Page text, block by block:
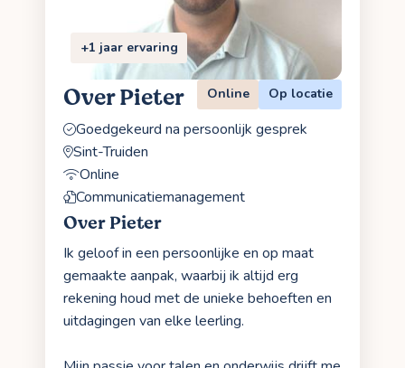
+1 jaar ervaring
Over Pieter Online Op locatie
Goedgekeurd na persoonlijk gesprek
Sint-Truiden
Online
Communicatiemanagement
Over Pieter
Ik geloof in een persoonlijke en op maat
gemaakte aanpak, waarbij ik altijd erg
rekening houd met de unieke behoeften en
uitdagingen van elke leerling.